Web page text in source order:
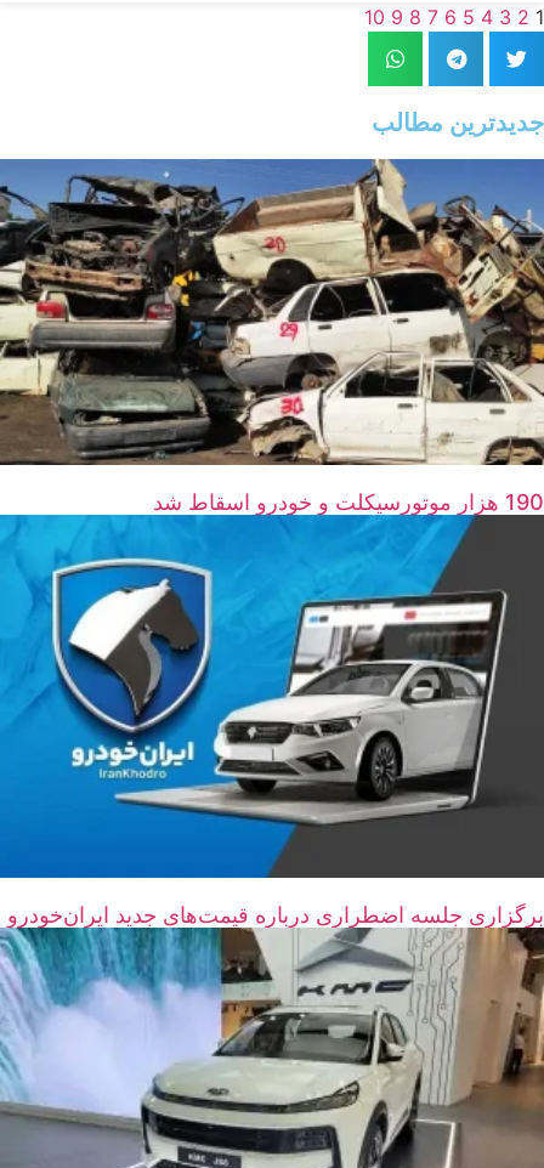
1
2
3
4
5
6
7
8
9
10
جدیدترین مطالب
190 هزار موتورسیکلت و خودرو اسقاط شد
برگزاری جلسه اضطراری درباره قیمت‌های جدید ایران‌خودرو